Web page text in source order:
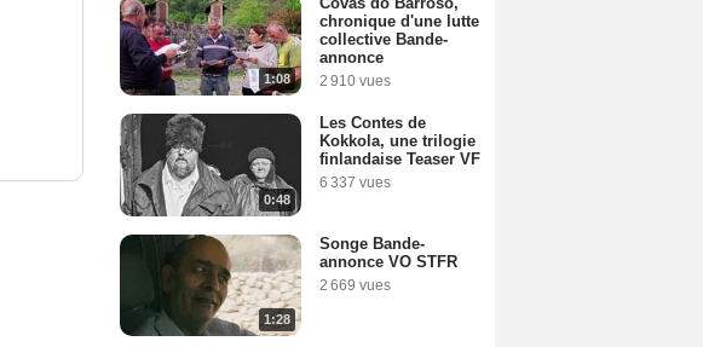
1:08
chronique d'une lutte
collective Bande-
annonce
2 910 vues
0:48
Les Contes de
Kokkola, une trilogie
finlandaise Teaser VF
6 337 vues
1:28
Songe Bande-
annonce VO STFR
2 669 vues